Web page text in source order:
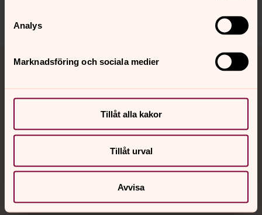
Analys
Marknadsföring och sociala medier
Tillåt alla kakor
Tillåt urval
Avvisa
Hitta snabbt